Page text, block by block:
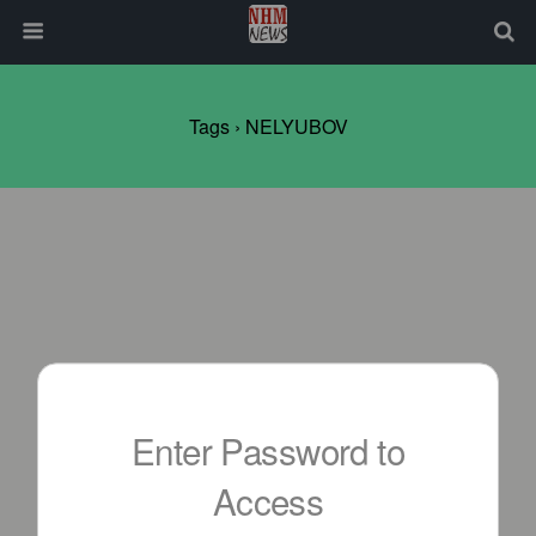
Tags › NELYUBOV
Enter Password to
Access